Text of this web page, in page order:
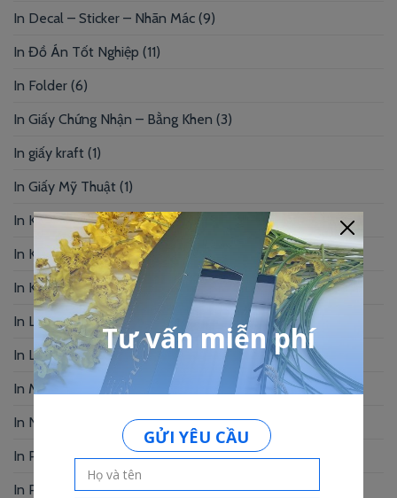
In Decal – Sticker – Nhãn Mác (9)
In Đồ Án Tốt Nghiệp (11)
In Folder (6)
In Giấy Chứng Nhận – Bằng Khen (3)
In giấy kraft (1)
In Giấy Mỹ Thuật (1)
In Kẹp Bill(1)
In Khung Hình(2)
In Kỷ Yếu(6)
In Lịch Bàn(19)
In Logo(2)
In Menu(92)
In Name Card
In Photobook(30)
In Postcard(1)